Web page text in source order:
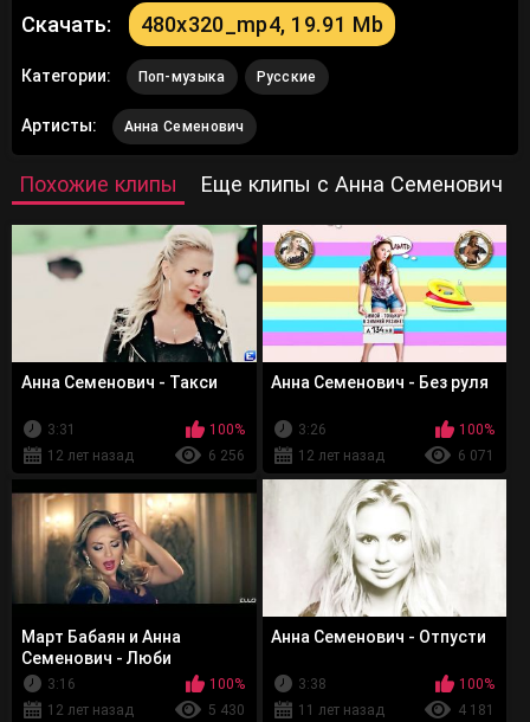
Скачать: 480x320_mp4, 19.91 Mb
Категории: Поп-музыка Русские
Артисты: Анна Семенович
Похожие клипы Еще клипы с Анна Семенович
Анна Семенович - Такси
3:31
100%
12 лет назад
6 256
Анна Семенович - Без руля
3:26
100%
12 лет назад
6 071
Март Бабаян и Анна
Семенович - Люби
3:16
100%
12 лет назад
5 430
Анна Семенович - Отпусти
3:38
100%
11 лет назад
4 181